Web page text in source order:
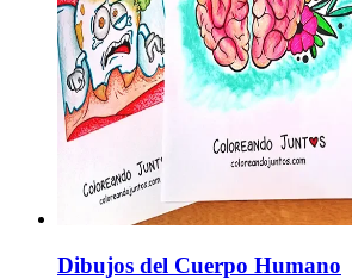
Dibujos del Cuerpo Humano